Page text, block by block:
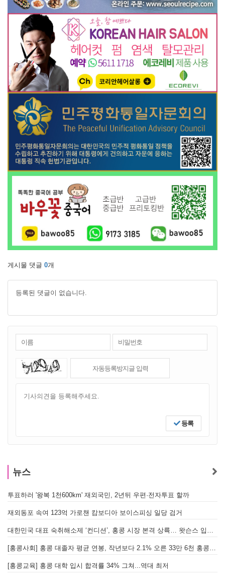
게시물 댓글 0개
등록된 댓글이 없습니다.
등록
뉴스
투표하러 '왕복 1천600km' 재외국민, 2년뒤 우편·전자투표 할까
재외동포 속여 123억 가로챈 캄보디아 보이스피싱 일당 검거
대한민국 대표 숙취해소제 ‘컨디션’, 홍콩 시장 본격 상륙… 왓슨스 입점 기념 할인 행사 진행
[홍콩사회] 홍콩 대졸자 평균 연봉, 작년보다 2.1% 오른 33만 6천 홍콩달러 기록
[홍콩교육] 홍콩 대학 입시 합격률 34% 그쳐...역대 최저